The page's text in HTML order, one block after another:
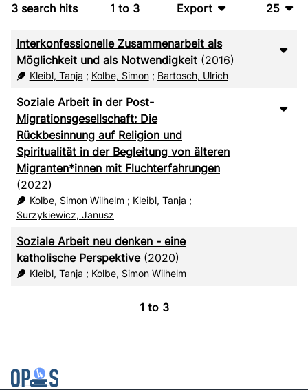
3 search hits 1 to 3
Export
CSV
RIS
25
20
100
Interkonfessionelle Zusammenarbeit als
Möglichkeit und als Notwendigkeit (2016)
Kleibl, Tanja ; Kolbe, Simon; Bartosch, Ulrich
Soziale Arbeit in der Post-
Migrationsgesellschaft: Die
Rückbesinnung auf Religion und
Spiritualität in der Begleitung von älteren
Migranten*innen mit Fluchterfahrungen
(2022)
Kolbe, Simon Wilhelm; Kleibl, Tanja ;
Surzykiewicz, Janusz
Soziale Arbeit neu denken - eine
katholische Perspektive(2020)
Kleibl, Tanja ; Kolbe, Simon Wilhelm
1 to 3